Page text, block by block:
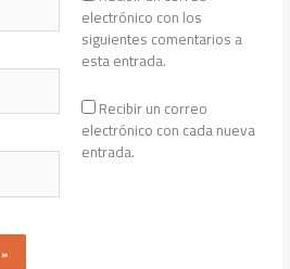
electrónico con los
siguientes comentarios a
esta entrada.
Recibir un correo
electrónico con cada nueva
entrada.